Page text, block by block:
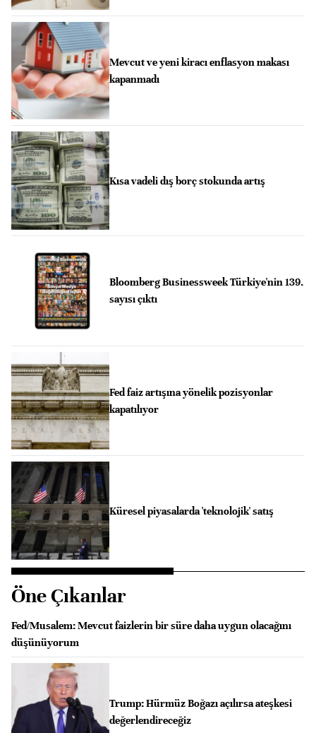
Mevcut ve yeni kiracı enflasyon makası
kapanmadı
Kısa vadeli dış borç stokunda artış
Bloomberg Businessweek Türkiye'nin 139.
sayısı çıktı
Fed faiz artışına yönelik pozisyonlar
kapatılıyor
Küresel piyasalarda 'teknolojik' satış
Öne Çıkanlar
Fed/Musalem: Mevcut faizlerin bir süre daha uygun olacağını
düşünüyorum
Trump: Hürmüz Boğazı açılırsa ateşkesi
değerlendireceğiz